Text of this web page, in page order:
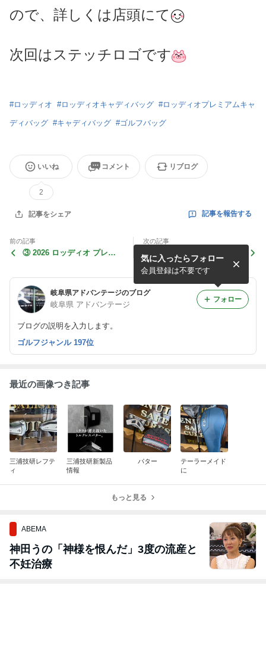
ので、詳しくは店頭にて
次回はステッチロゴです
#ロッディオ #ロッディオキャディバッグ #ロッディオプレミアムキャ
ディバッグ #キャディバッグ #ゴルフバッグ
いいね
2
コメント リブログ
記事をシェア 記事を報告する
前の記事
③ 2026 ロッディオ プレミ
次の記事
2026 ロッディオ プレミアム
ゴルフバッグシリーズ
岐阜県アドバンテージのブログ
岐阜県 アドバンテージ
ブログの説明を入力します。
気に入ったらフォロー
会員登録は不要です
フォロー
ゴルフジャンル 197位
最近の画像つき記事
三浦技研レフテ
ィ
三浦技研新製品
情報
パター
テーラーメイド
に
もっと見る
ABEMA
神田うの「神様を恨んだ」3度の流産と
不妊治療